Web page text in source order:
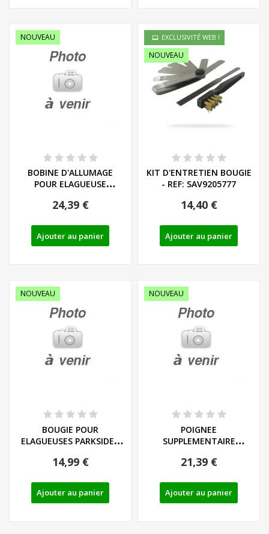
NOUVEAU
BOBINE D'ALLUMAGE
POUR ELAGUEUSE
24,39 €
Ajouter au panier
EXCLUSIVITÉ WEB !
NOUVEAU
KIT D'ENTRETIEN BOUGIE
- REF: SAV9205777
14,40 €
Ajouter au panier
NOUVEAU
BOUGIE POUR
ELAGUEUSES PARKSIDE -
14,99 €
Ajouter au panier
NOUVEAU
POIGNEE
SUPPLEMENTAIRE
ELAGUEUSE PARKSIDE -...
21,39 €
Ajouter au panier